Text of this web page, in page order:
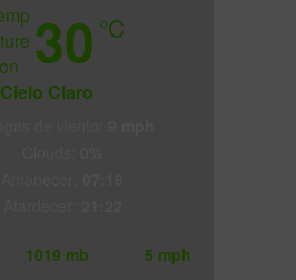
30 °C
Cielo Claro
1019 mb 5 mph